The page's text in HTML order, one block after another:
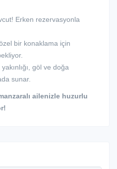
Erken rezervasyonla
bir konaklama için
yakınlığı, göl ve doğa
sunar.
ailenizle huzurlu